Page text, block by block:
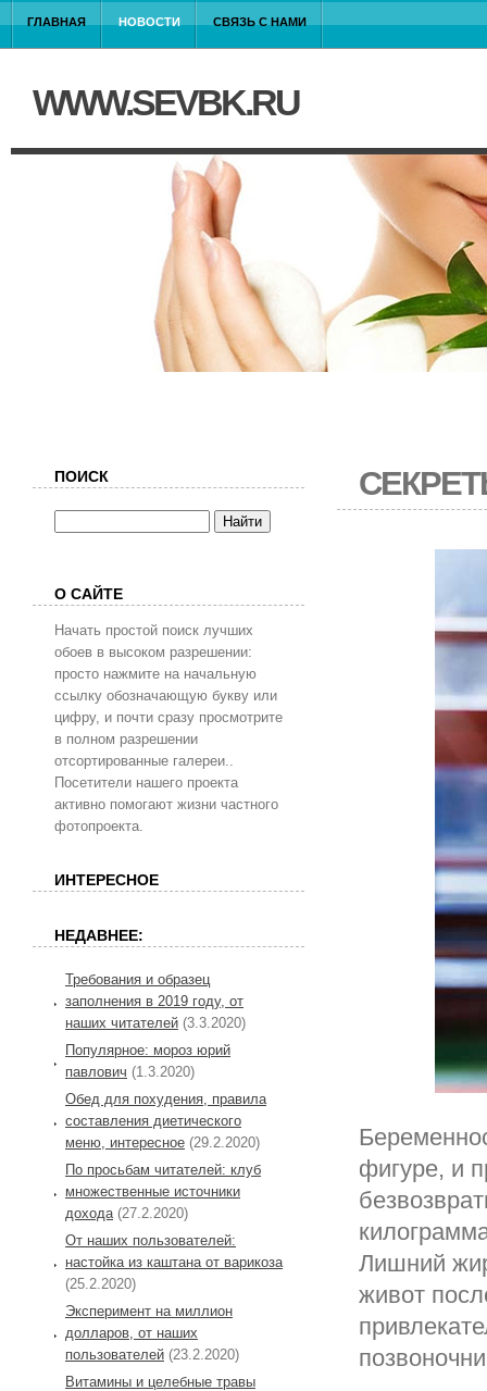
ГЛАВНАЯ НОВОСТИ СВЯЗЬ С НАМИ
WWW.SEVBK.RU
фигуре, и
Лишний
живот
ПОИСК
О САЙТЕ
Начать простой поиск лучших
обоев в высоком разрешении:
просто нажмите на начальную
ссылку обозначающую букву или
цифру, и почти сразу просмотрите
в полном разрешении
отсортированные галереи..
Посетители нашего проекта
активно помогают жизни частного
фотопроекта.
ИНТЕРЕСНОЕ
НЕДАВНЕЕ:
Требования и образец
заполнения в 2019 году, от
наших читателей (3.3.2020)
Популярное: мороз юрий
павлович (1.3.2020)
Обед для похудения, правила
составления диетического
меню, интересное (29.2.2020)
По просьбам читателей: клуб
множественные источники
дохода (27.2.2020)
От наших пользователей:
настойка из каштана от варикоза
(25.2.2020)
Эксперимент на миллион
долларов, от наших
пользователей (23.2.2020)
Витамины и целебные травы